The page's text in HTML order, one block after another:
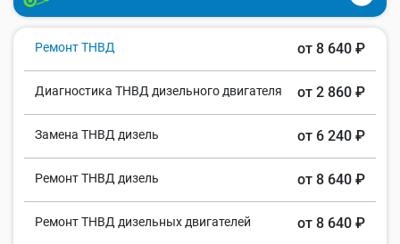
Ремонт ТНВД от 8 640 ₽
Диагностика ТНВД дизельного двигателя от 2 860 ₽
Замена ТНВД дизель от 6 240 ₽
Ремонт ТНВД дизель от 8 640 ₽
Ремонт ТНВД дизельных двигателей от 8 640 ₽